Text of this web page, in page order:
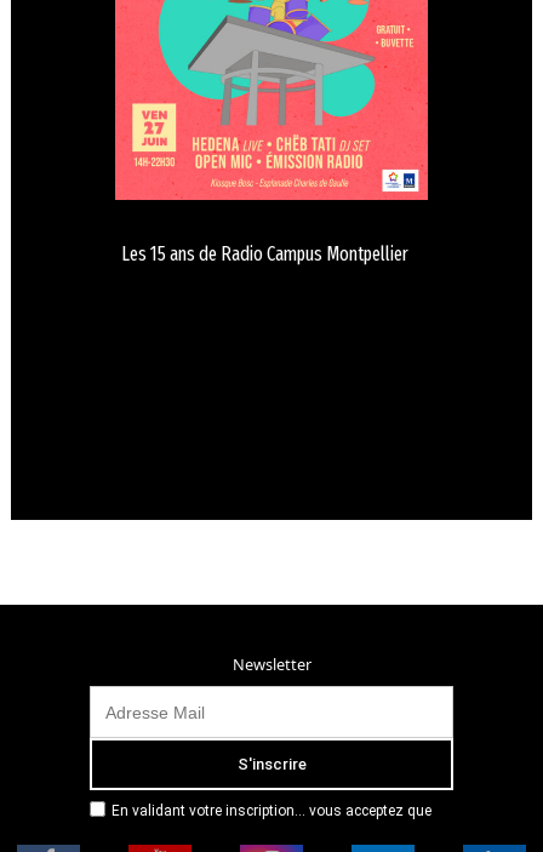
Les 15 ans de Radio Campus Montpellier
Newsletter
En validant votre inscription... vous acceptez que